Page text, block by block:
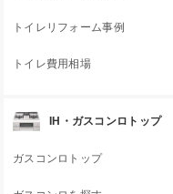
トイレリフォーム事例
トイレ費用相場
IH・ガスコンロトップ
ガスコンロトップ